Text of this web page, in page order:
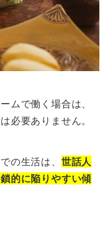
ムで働く場合は、
必要ありません。
の生活は、 世話人
的に陥りやすい傾